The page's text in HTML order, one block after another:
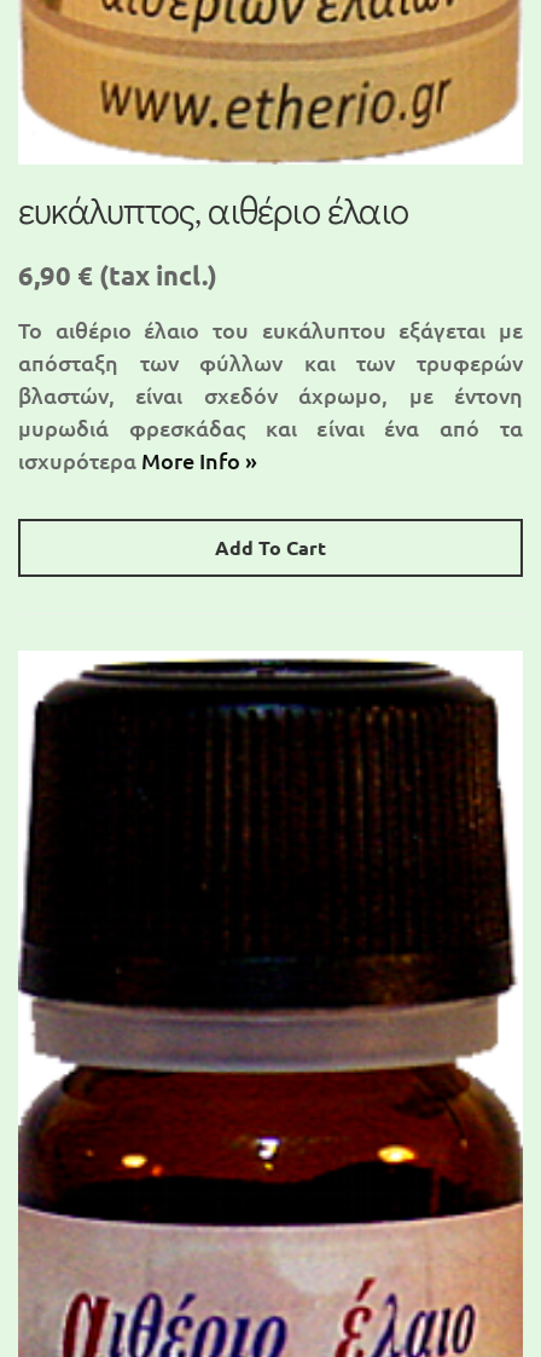
ευκάλυπτος, αιθέριο έλαιο
6,90 € (tax incl.)
Το αιθέριο έλαιο του ευκάλυπτου εξάγεται με
απόσταξη των φύλλων και των τρυφερών
βλαστών, είναι σχεδόν άχρωμο, με έντονη
μυρωδιά φρεσκάδας και είναι ένα από τα
ισχυρότερα More Info »
Add To Cart